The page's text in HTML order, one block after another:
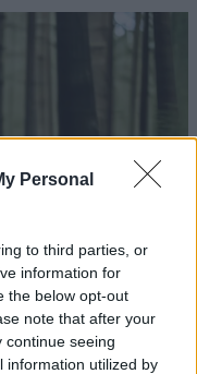
Personal
to third parties, or
information for
the below opt-out
note that after your
continue seeing
information utilized by